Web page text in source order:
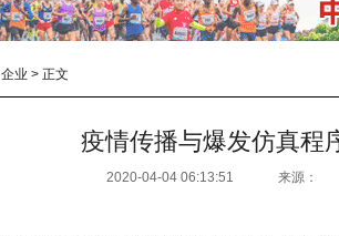
企业 > 正文
疫情传播与爆发仿真程
2020-04-04 06:13:51 来源：